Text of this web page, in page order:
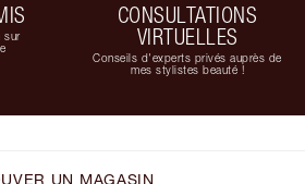
sur
CONSULTATIONS
VIRTUELLES
Conseils d'experts privés auprès de
mes stylistes beauté !
UN MAGASIN